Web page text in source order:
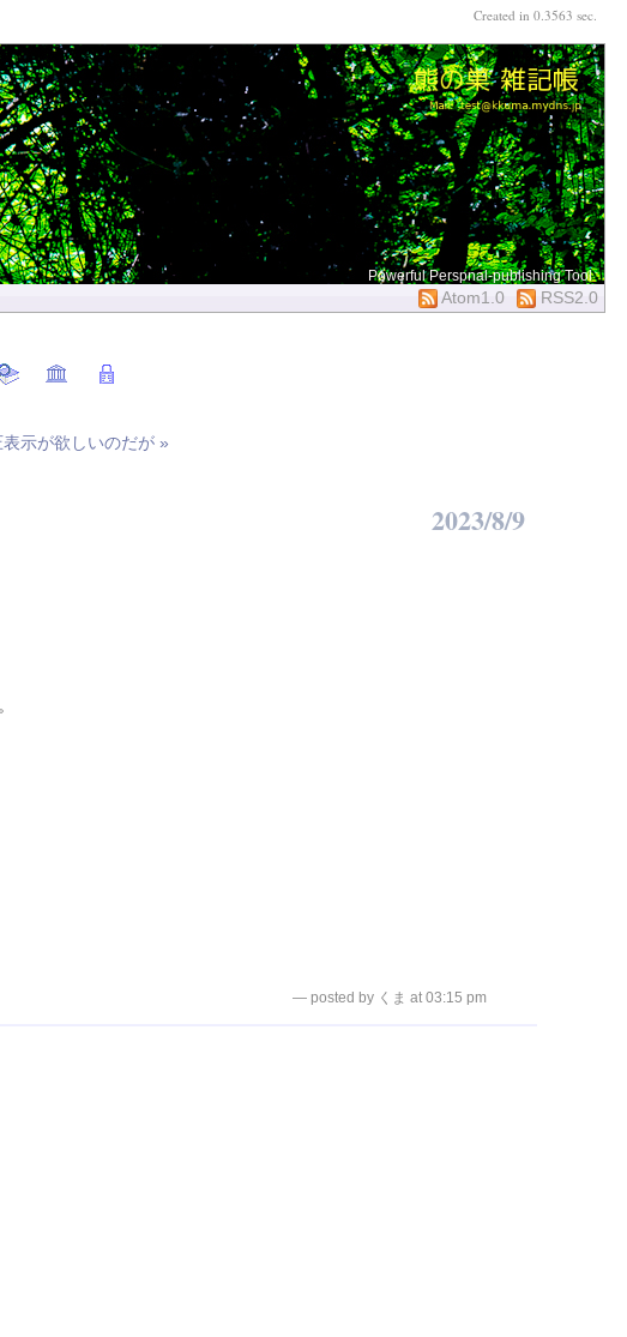
Powerful Perspnal-publishing Tool
RSS2.0
Atom1.0
示が欲しいのだが »
2023/8/9
— posted by くま at 03:15 pm
Created in 0.3563 sec.